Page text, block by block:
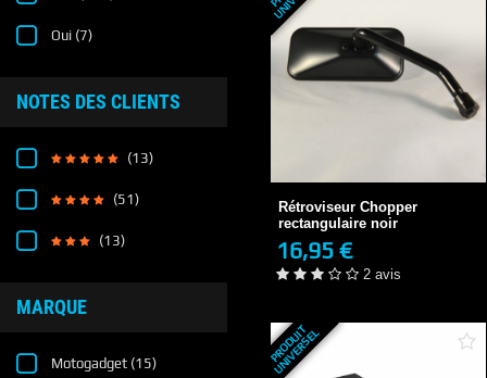
Oui (7)
NOTES DES CLIENTS
(13)
(51)
(13)
MARQUE
Motogadget (15)
Rétroviseur Chopper
rectangulaire noir
16,95 €
16,95 €
2 avis
+ DE DÉTAILS
2 avis
P
R
O
D
U
I
T
U
N
I
V
E
R
S
E
L